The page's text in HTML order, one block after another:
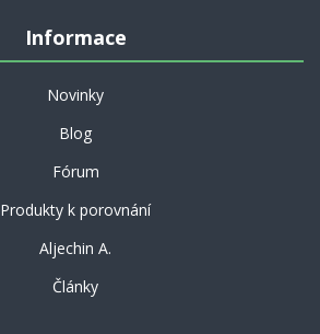
Informace
Novinky
Blog
Fórum
Produkty k porovnání
Aljechin A.
Články